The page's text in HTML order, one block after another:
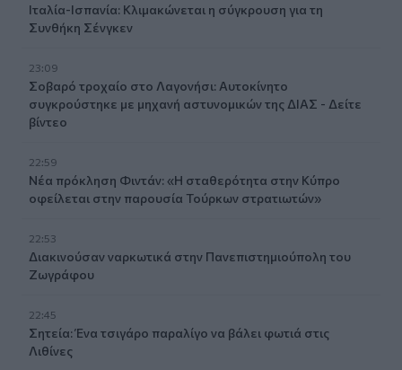
Ιταλία-Ισπανία: Κλιμακώνεται η σύγκρουση για τη
Συνθήκη Σένγκεν
23:09
Σοβαρό τροχαίο στο Λαγονήσι: Αυτοκίνητο
συγκρούστηκε με μηχανή αστυνομικών της ΔΙΑΣ - Δείτε
βίντεο
22:59
Νέα πρόκληση Φιντάν: «Η σταθερότητα στην Κύπρο
οφείλεται στην παρουσία Τούρκων στρατιωτών»
22:53
Διακινούσαν ναρκωτικά στην Πανεπιστημιούπολη του
Ζωγράφου
22:45
Σητεία: Ένα τσιγάρο παραλίγο να βάλει φωτιά στις
Λιθίνες